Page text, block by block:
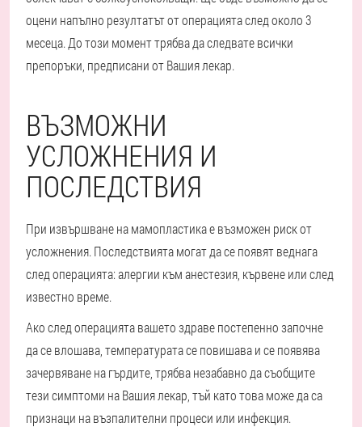
оцени напълно резултатът от операцията след около 3
месеца. До този момент трябва да следвате всички
препоръки, предписани от Вашия лекар.
ВЪЗМОЖНИ
УСЛОЖНЕНИЯ И
ПОСЛЕДСТВИЯ
При извършване на мамопластика е възможен риск от
усложнения. Последствията могат да се появят веднага
след операцията: алергии към анестезия, кървене или след
известно време.
Ако след операцията вашето здраве постепенно започне
да се влошава, температурата се повишава и се появява
зачервяване на гърдите, трябва незабавно да съобщите
тези симптоми на Вашия лекар, тъй като това може да са
признаци на възпалителни процеси или инфекция.